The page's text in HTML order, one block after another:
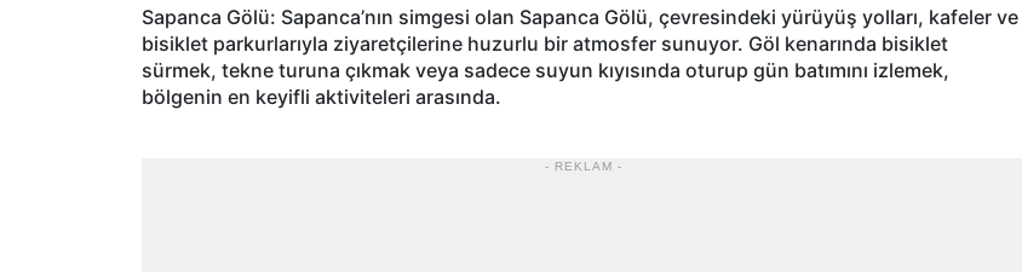
Sapanca Gölü: Sapanca’nın simgesi olan Sapanca Gölü, çevresindeki yürüyüş yolları, kafeler ve
bisiklet parkurlarıyla ziyaretçilerine huzurlu bir atmosfer sunuyor. Göl kenarında bisiklet
sürmek, tekne turuna çıkmak veya sadece suyun kıyısında oturup gün batımını izlemek,
bölgenin en keyifli aktiviteleri arasında.
- REKLAM -